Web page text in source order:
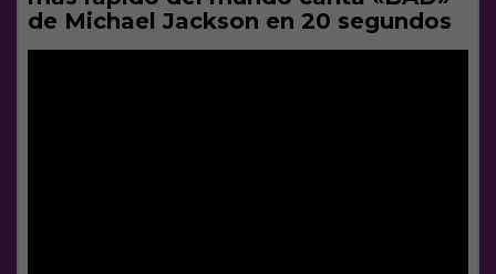
de Michael Jackson en 20 segundos